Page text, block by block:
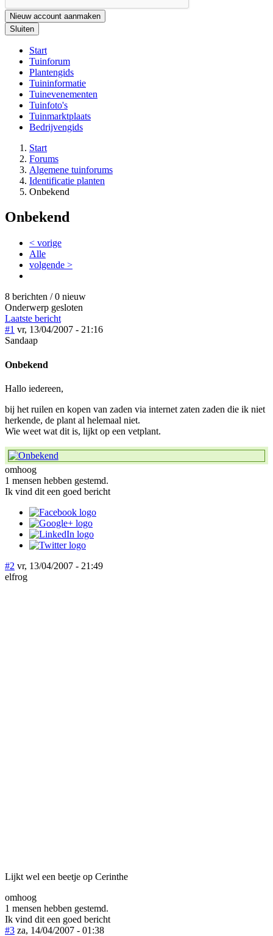
Nieuw account aanmaken
Sluiten
Start
Tuinforum
Plantengids
Tuininformatie
Tuinevenementen
Tuinfoto's
Tuinmarktplaats
Bedrijvengids
Start
Forums
Algemene tuinforums
Identificatie planten
Onbekend
Onbekend
< vorige
Alle
volgende >
8 berichten / 0 nieuw
Onderwerp gesloten
Laatste bericht
#1 vr, 13/04/2007 - 21:16
Sandaap
Onbekend
Hallo iedereen,
bij het ruilen en kopen van zaden via internet zaten zaden die ik niet
herkende, de plant al helemaal niet.
Wie weet wat dit is, lijkt op een vetplant.
omhoog
1 mensen hebben gestemd.
Ik vind dit een goed bericht
#2 vr, 13/04/2007 - 21:49
elfrog
Lijkt wel een beetje op Cerinthe
omhoog
1 mensen hebben gestemd.
Ik vind dit een goed bericht
#3 za, 14/04/2007 - 01:38